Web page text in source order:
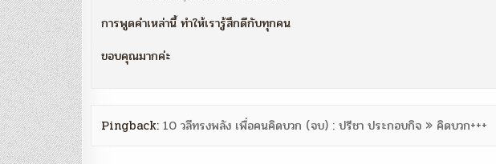
การพูดคำเหล่านี้ ทำให้เรารู้สึกดีกับทุกคน
ขอบคุณมากค่ะ
Pingback: 10 วลีทรงพลัง เพื่อคนคิดบวก (จบ) : ปรีชา ประกอบกิจ » คิดบวก+++